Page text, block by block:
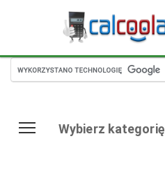
Wybierz kategorię